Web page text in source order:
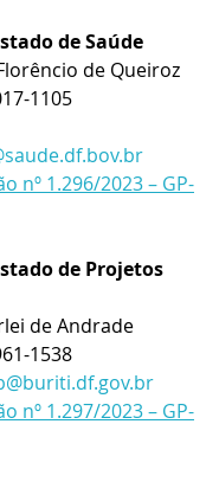
de Saúde
de Queiroz
1105
nº 1.296/2023 – GP-
de Projetos
de Andrade
1538
nº 1.297/2023 – GP-